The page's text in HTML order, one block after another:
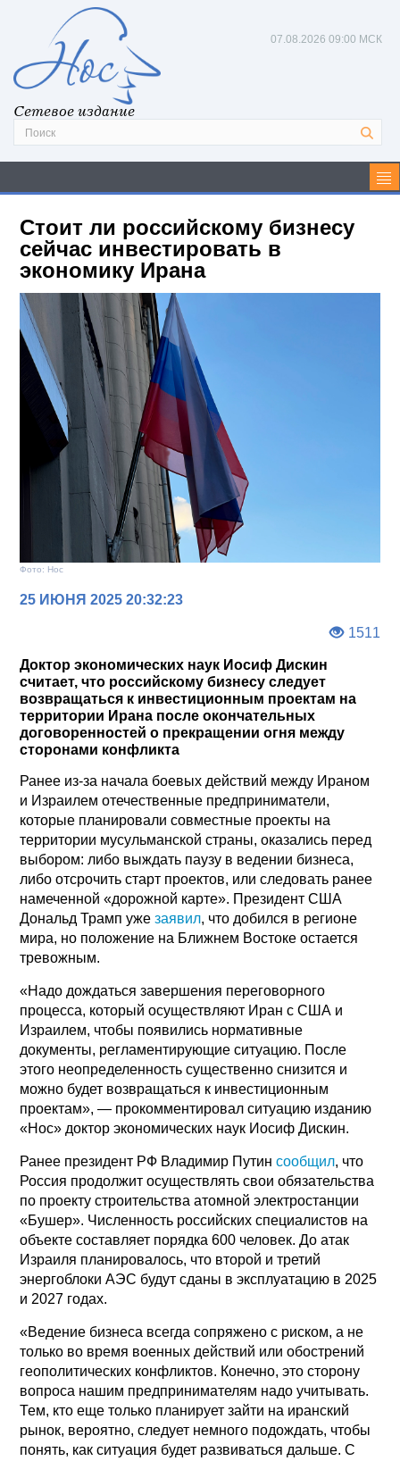
Сетевое издание
07.08.2026 09:00 МСК
Стоит ли российскому бизнесу
сейчас инвестировать в
экономику Ирана
Фото: Нос
25 ИЮНЯ 2025 20:32:23
1511
Доктор экономических наук Иосиф Дискин
считает, что российскому бизнесу следует
возвращаться к инвестиционным проектам на
территории Ирана после окончательных
договоренностей о прекращении огня между
сторонами конфликта
Ранее из-за начала боевых действий между Ираном
и Израилем отечественные предприниматели,
которые планировали совместные проекты на
территории мусульманской страны, оказались перед
выбором: либо выждать паузу в ведении бизнеса,
либо отсрочить старт проектов, или следовать ранее
намеченной «дорожной карте». Президент США
Дональд Трамп ужезаявил, что добился в регионе
мира, но положение на Ближнем Востоке остается
тревожным.
«Надо дождаться завершения переговорного
процесса, который осуществляют Иран с США и
Израилем, чтобы появились нормативные
документы, регламентирующие ситуацию. После
этого неопределенность существенно снизится и
можно будет возвращаться к инвестиционным
проектам», — прокомментировал ситуацию изданию
«Нос» доктор экономических наук Иосиф Дискин.
Ранее президент РФ Владимир Путинсообщил, что
Россия продолжит осуществлять свои обязательства
по проекту строительства атомной электростанции
«Бушер». Численность российских специалистов на
объекте составляет порядка 600 человек. До атак
Израиля планировалось, что второй и третий
энергоблоки АЭС будут сданы в эксплуатацию в 2025
и 2027 годах.
«Ведение бизнеса всегда сопряжено с риском, а не
только во время военных действий или обострений
геополитических конфликтов. Конечно, это сторону
вопроса нашим предпринимателям надо учитывать.
Тем, кто еще только планирует зайти на иранский
рынок, вероятно, следует немного подождать, чтобы
понять, как ситуация будет развиваться дальше. С